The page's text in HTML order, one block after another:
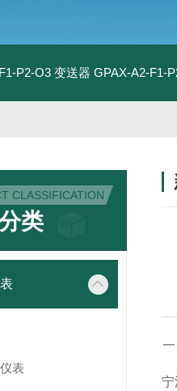
P2-O3 变送器 GPAX-A2-F1-
CLASSIFICATION
类
表
一
宁